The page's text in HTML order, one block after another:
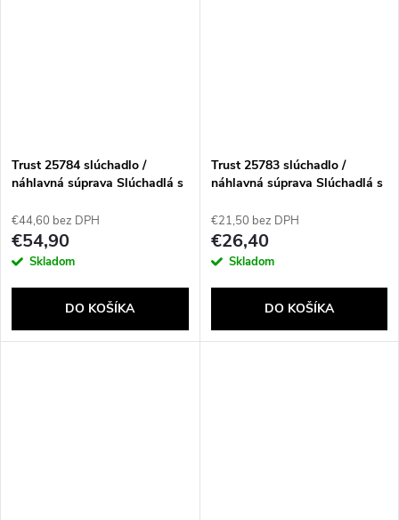
Trust 25784 slúchadlo /
náhlavná súprava Slúchadlá s
Hranie Čierna, Žltá
€44,60 bez DPH
€54,90
Skladom
DO KOŠÍKA
Trust 25783 slúchadlo /
náhlavná súprava Slúchadlá s
Hranie Čierna, Žltá
€21,50 bez DPH
€26,40
Skladom
DO KOŠÍKA